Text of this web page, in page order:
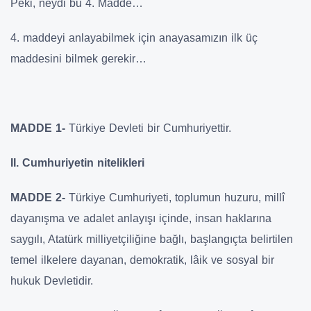
Peki, neydi bu 4. Madde…
4. maddeyi anlayabilmek için anayasamızın ilk üç
maddesini bilmek gerekir…
MADDE 1- Türkiye Devleti bir Cumhuriyettir.
II. Cumhuriyetin nitelikleri
MADDE 2- Türkiye Cumhuriyeti, toplumun huzuru, millî
dayanışma ve adalet anlayışı içinde, insan haklarına
saygılı, Atatürk milliyetçiliğine bağlı, başlangıçta belirtilen
temel ilkelere dayanan, demokratik, lâik ve sosyal bir
hukuk Devletidir.